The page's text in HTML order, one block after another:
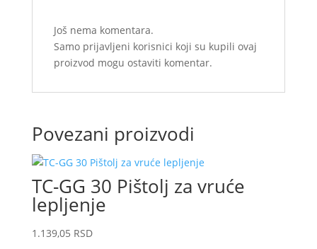
Još nema komentara.
Samo prijavljeni korisnici koji su kupili ovaj
proizvod mogu ostaviti komentar.
Povezani proizvodi
TC-GG 30 Pištolj za vruće
lepljenje
1.139,05 RSD